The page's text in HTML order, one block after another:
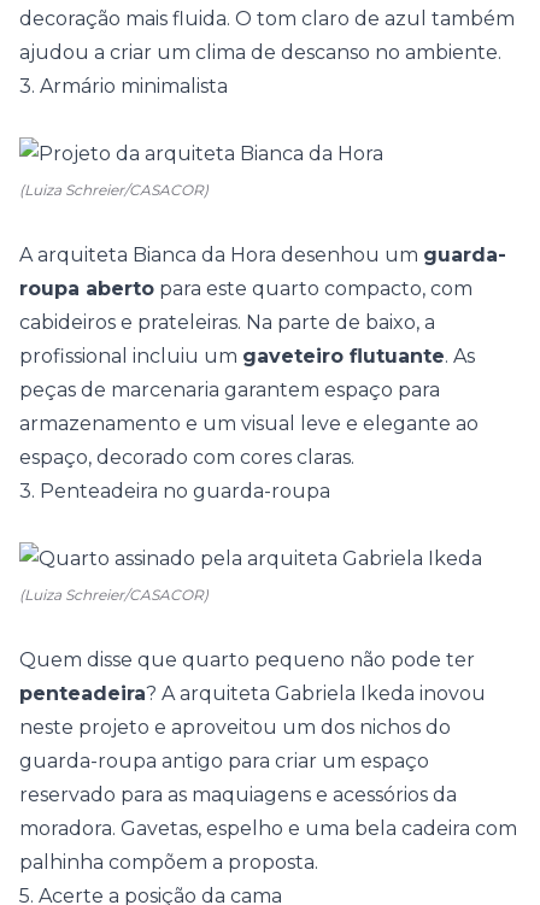
decoração mais fluida. O tom claro de azul também
ajudou a criar um clima de descanso no ambiente.
3. Armário minimalista
(Luiza Schreier/CASACOR)
A arquiteta Bianca da Hora desenhou um guarda-
roupa aberto para este quarto compacto, com
cabideiros e prateleiras. Na parte de baixo, a
profissional incluiu um gaveteiro flutuante. As
peças de marcenaria garantem espaço para
armazenamento e um visual leve e elegante ao
espaço, decorado com cores claras.
3. Penteadeira no guarda-roupa
(Luiza Schreier/CASACOR)
Quem disse que quarto pequeno não pode ter
penteadeira? A arquiteta Gabriela Ikeda inovou
neste projeto e aproveitou um dos nichos do
guarda-roupa antigo para criar um espaço
reservado para as maquiagens e acessórios da
moradora. Gavetas, espelho e uma bela cadeira com
palhinha compõem a proposta.
5. Acerte a posição da cama